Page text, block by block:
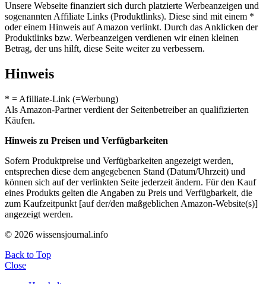
Unsere Webseite finanziert sich durch platzierte Werbeanzeigen und
sogenannten Affiliate Links (Produktlinks). Diese sind mit einem *
oder einem Hinweis auf Amazon verlinkt. Durch das Anklicken der
Produktlinks bzw. Werbeanzeigen verdienen wir einen kleinen
Betrag, der uns hilft, diese Seite weiter zu verbessern.
Hinweis
* = Afilliate-Link (=Werbung)
Als Amazon-Partner verdient der Seitenbetreiber an qualifizierten
Käufen.
Hinweis zu Preisen und Verfügbarkeiten
Sofern Produktpreise und Verfügbarkeiten angezeigt werden,
entsprechen diese dem angegebenen Stand (Datum/Uhrzeit) und
können sich auf der verlinkten Seite jederzeit ändern. Für den Kauf
eines Produkts gelten die Angaben zu Preis und Verfügbarkeit, die
zum Kaufzeitpunkt [auf der/den maßgeblichen Amazon-Website(s)]
angezeigt werden.
© 2026 wissensjournal.info
Back to Top
Close